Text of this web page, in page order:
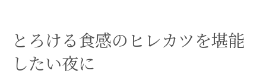
ディナーで選ぶ特別な日のヒレカツ体験
贅沢ディナーにふさわしいヒレカツの特徴
特別なシーンに輝くヒレカツディナーの楽
とろける食感のヒレカツを堪能
したい夜に